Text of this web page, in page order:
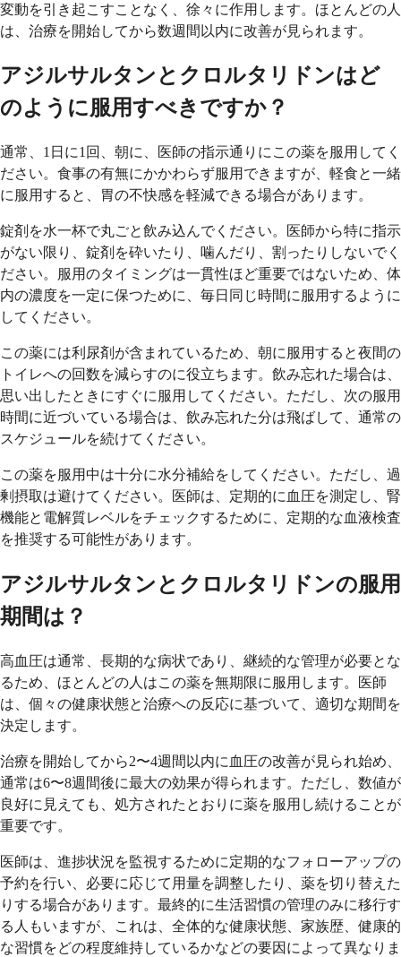
変動を引き起こすことなく、徐々に作用します。ほとんどの人
は、治療を開始してから数週間以内に改善が見られます。
アジルサルタンとクロルタリドンはど
のように服用すべきですか？
通常、1日に1回、朝に、医師の指示通りにこの薬を服用してく
ださい。食事の有無にかかわらず服用できますが、軽食と一緒
に服用すると、胃の不快感を軽減できる場合があります。
錠剤を水一杯で丸ごと飲み込んでください。医師から特に指示
がない限り、錠剤を砕いたり、噛んだり、割ったりしないでく
ださい。服用のタイミングは一貫性ほど重要ではないため、体
内の濃度を一定に保つために、毎日同じ時間に服用するように
してください。
この薬には利尿剤が含まれているため、朝に服用すると夜間の
トイレへの回数を減らすのに役立ちます。飲み忘れた場合は、
思い出したときにすぐに服用してください。ただし、次の服用
時間に近づいている場合は、飲み忘れた分は飛ばして、通常の
スケジュールを続けてください。
この薬を服用中は十分に水分補給をしてください。ただし、過
剰摂取は避けてください。医師は、定期的に血圧を測定し、腎
機能と電解質レベルをチェックするために、定期的な血液検査
を推奨する可能性があります。
アジルサルタンとクロルタリドンの服用
期間は？
高血圧は通常、長期的な病状であり、継続的な管理が必要とな
るため、ほとんどの人はこの薬を無期限に服用します。医師
は、個々の健康状態と治療への反応に基づいて、適切な期間を
決定します。
治療を開始してから2〜4週間以内に血圧の改善が見られ始め、
通常は6〜8週間後に最大の効果が得られます。ただし、数値が
良好に見えても、処方されたとおりに薬を服用し続けることが
重要です。
医師は、進捗状況を監視するために定期的なフォローアップの
予約を行い、必要に応じて用量を調整したり、薬を切り替えた
りする場合があります。最終的に生活習慣の管理のみに移行す
る人もいますが、これは、全体的な健康状態、家族歴、健康的
な習慣をどの程度維持しているかなどの要因によって異なりま